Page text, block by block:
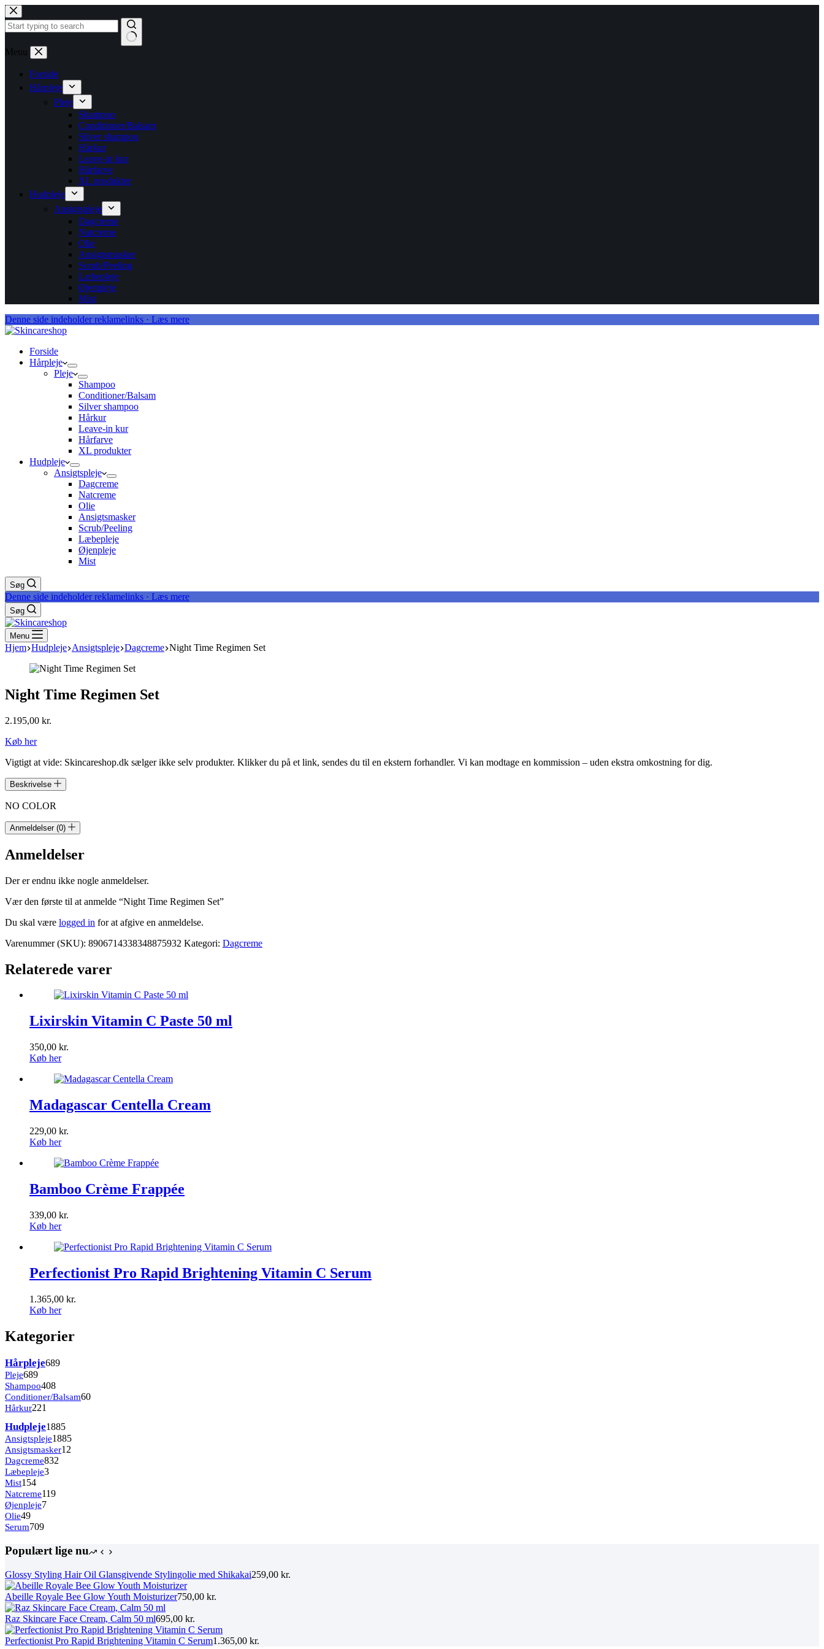
Fortsæt
til
indhold
Ingen
resultater
Menu
Forside
Hårpleje
Pleje
Shampoo
Conditioner/Balsam
Silver shampoo
Hårkur
Leave-in kur
Hårfarve
XL produkter
Hudpleje
Ansigtspleje
Dagcreme
Natcreme
Olie
Ansigtsmasker
Scrub/Peeling
Læbepleje
Øjenpleje
Mist
Denne side indeholder reklamelinks · Læs mere
Forside
Hårpleje
Pleje
Shampoo
Conditioner/Balsam
Silver shampoo
Hårkur
Leave-in kur
Hårfarve
XL produkter
Hudpleje
Ansigtspleje
Dagcreme
Natcreme
Olie
Ansigtsmasker
Scrub/Peeling
Læbepleje
Øjenpleje
Mist
Søg
Denne side indeholder reklamelinks · Læs mere
Søg
Menu
Hjem Hudpleje Ansigtspleje Dagcreme Night Time Regimen Set
Night Time Regimen Set
2.195,00 kr.
Køb her
Vigtigt at vide: Skincareshop.dk sælger ikke selv produkter. Klikker du på et link, sendes du til en ekstern forhandler. Vi kan modtage en kommission – uden ekstra omkostning for dig.
Beskrivelse
NO COLOR
Anmeldelser (0)
Anmeldelser
Der er endnu ikke nogle anmeldelser.
Vær den første til at anmelde “Night Time Regimen Set”
Du skal være logged in for at afgive en anmeldelse.
Varenummer (SKU): 8906714338348875932 Kategori: Dagcreme
Relaterede varer
Lixirskin Vitamin C Paste 50 ml
350,00 kr.
Køb her
Madagascar Centella Cream
229,00 kr.
Køb her
Bamboo Crème Frappée
339,00 kr.
Køb her
Perfectionist Pro Rapid Brightening Vitamin C Serum
1.365,00 kr.
Køb her
Kategorier
Hårpleje689689
Pleje689689
varer
Shampoo408408
varer
Conditioner/Balsam6060
Hårkur221
Hudpleje18851885
varer
Ansigtspleje18851885
Ansigtsmasker12
Dagcreme832
Læbepleje33
Mist154154
varer
Natcreme119119
Øjenpleje77
Olie4949
varer
Serum709709
Populært lige nu
Glossy Styling Hair Oil Glansgivende Stylingolie med Shikakai259,00 kr.
Abeille Royale Bee Glow Youth Moisturizer750,00 kr.
Raz Skincare Face Cream, Calm 50 ml695,00 kr.
Perfectionist Pro Rapid Brightening Vitamin C Serum1.365,00 kr.